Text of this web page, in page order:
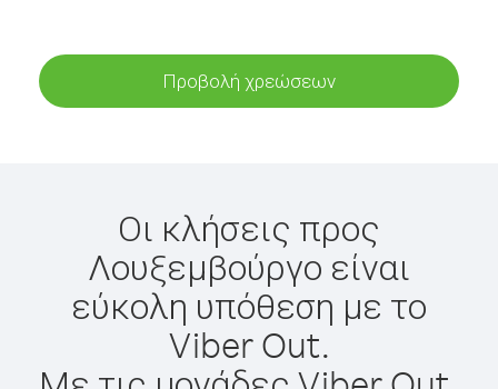
Προβολή χρεώσεων
Οι κλήσεις προς
Λουξεμβούργο είναι
εύκολη υπόθεση με το
Viber Out.